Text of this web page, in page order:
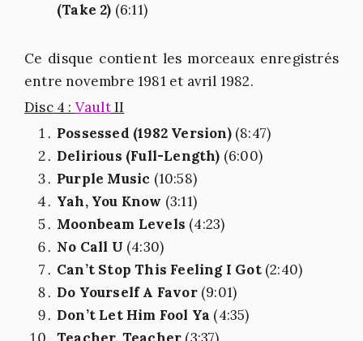
(Take 2) (6:11)
Ce disque contient les morceaux enregistrés
entre novembre 1981 et avril 1982.
Disc 4 : VaultII
Possessed (1982 Version)(8:47)
Delirious (Full-Length) (6:00)
Purple Music (10:58)
Yah, You Know (3:11)
Moonbeam Levels (4:23)
No Call U (4:30)
Can’t Stop This Feeling I Got(2:40)
Do Yourself A Favor(9:01)
Don’t Let Him Fool Ya (4:35)